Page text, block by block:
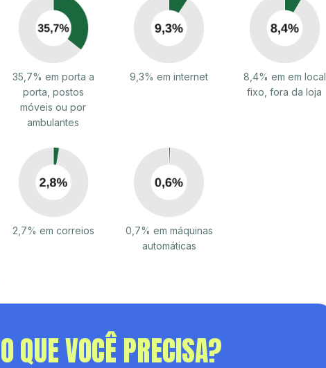
35,7% em porta a
porta, postos
móveis ou por
ambulantes
9,3% em internet
8,4% em em local
fixo, fora da loja
2,7% em correios
0,7% em máquinas
automáticas
O QUE VOCÊ PRECISA?